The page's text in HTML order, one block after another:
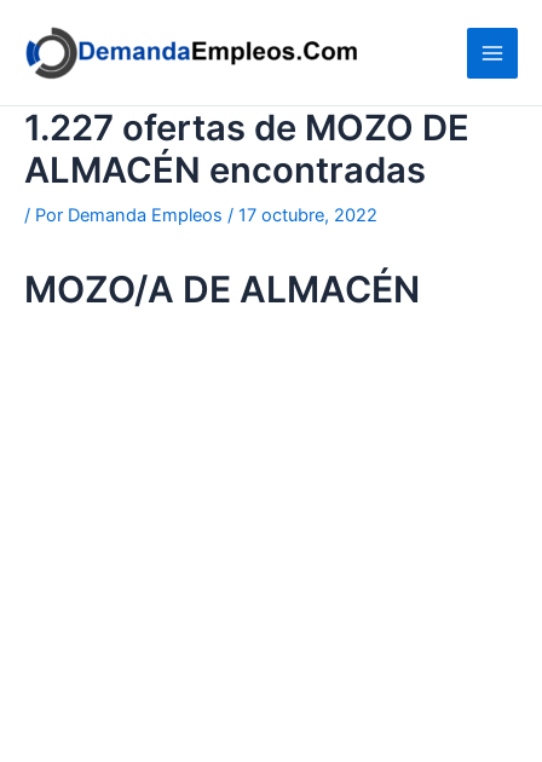
contenido
1.227 ofertas de MOZO DE
ALMACÉN encontradas
/ Por Demanda Empleos / 17 octubre, 2022
MOZO/A DE ALMACÉN